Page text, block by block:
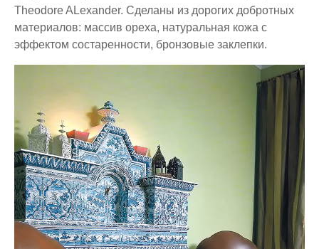
Theodore ALexander. Сделаны из дорогих добротных
материалов: массив ореха, натуральная кожа с
эффектом состаренности, бронзовые заклепки.